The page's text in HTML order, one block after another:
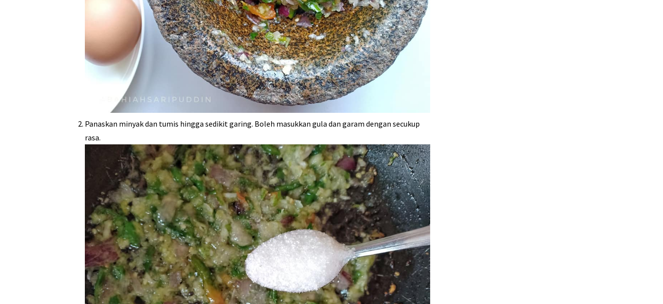
Panaskan minyak dan tumis hingga sedikit garing. Boleh masukkan gula dan garam dengan secukup
rasa.